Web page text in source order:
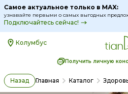
Самое актуальное только в MAX:
узнавайте первыми о самых выгодных
Подключайтесь сейчас!
Колумбус
Получить личную
Назад Главная Каталог